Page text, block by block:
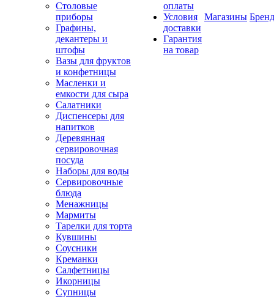
Столовые
приборы
Графины,
декантеры и
штофы
Вазы для фруктов
и конфетницы
Масленки и
емкости для сыра
Салатники
Диспенсеры для
напитков
Деревянная
сервировочная
посуда
Наборы для воды
Сервировочные
блюда
Менажницы
Мармиты
Тарелки для торта
Кувшины
Соусники
Креманки
Салфетницы
Икорницы
Супницы
оплаты
Условия
доставки
Гарантия
на товар
Магазины